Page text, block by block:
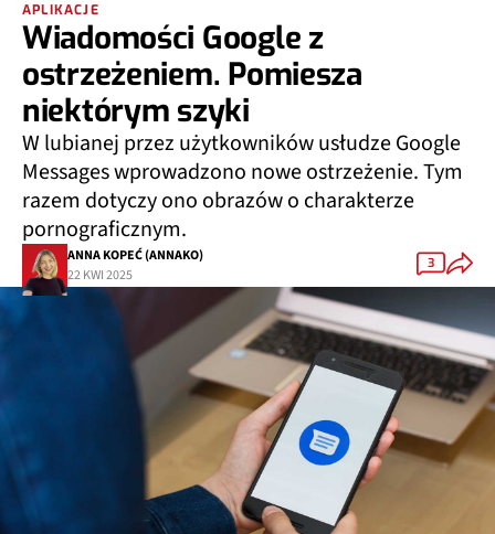
APLIKACJE
Wiadomości Google z
ostrzeżeniem. Pomiesza
niektórym szyki
W lubianej przez użytkowników usłudze Google
Messages wprowadzono nowe ostrzeżenie. Tym
razem dotyczy ono obrazów o charakterze
pornograficznym.
ANNA KOPEĆ (ANNAKO)
22 KWI 2025
3